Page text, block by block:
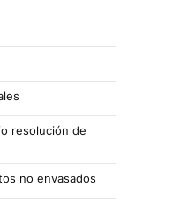
resolución de
no envasados